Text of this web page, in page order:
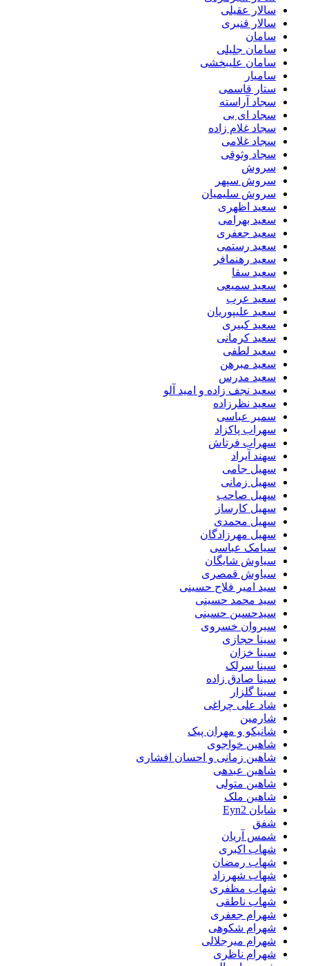
سالار عقیلی
سالار قنبری
سامان
سامان جلیلی
سامان علیبخشی
سامیار
ستار قاسمی
سجاد آراسته
سجاد ای بی
سجاد غلام زاده
سجاد غلامی
سجاد وثوقى
سروش
سروش سپهر
سروش سلیمیان
سعید اظهری
سعید بهرامی
سعید جعفری
سعید رستمی
سعید رهنمافر
سعید سقا
سعید سمیعی
سعید عرب
سعید علیپوریان
سعید کبیری
سعید کرمانی
سعید لطفی
سعید مبرهن
سعید مدرس
سعید نجف زاده و امید آلو
سعید نظرزاده
سمیر عباسی
سهراب پاکزاد
سهراب فرتاش
سهند آیراد
سهیل جامی
سهیل زمانی
سهیل صاحب
سهیل کارساز
سهیل محمدی
سهیل مهرزادگان
سیامک عباسی
سیاوش شایگان
سیاوش قمصری
سید امیر فلاح حسینی
سید محمد حسینی
سیدحسین حسینی
سیروان خسروی
سینا حجازی
سینا خزان
سینا سرلک
سینا صادق زاده
سینا گلزار
شاد علی چراغی
شارمین
شانیکو و مهران پیک
شاهین خواجوی
شاهین زمانی و احسان افشاری
شاهین عبدهی
شاهین متولی
شاهین ملک
شایان Eyn2
شفق
شمس آریان
شهاب اکبری
شهاب رمضان
شهاب شهرزاد
شهاب مظفری
شهاب ناطقی
شهرام جعفری
شهرام شکوهی
شهرام میرجلالی
شهرام ناظری